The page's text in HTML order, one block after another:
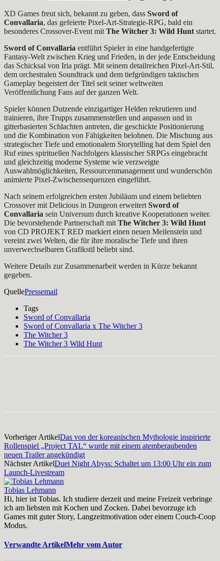
XD Games freut sich, bekannt zu geben, dass Sword of
Convallaria, das gefeierte Pixel-Art-Strategie-RPG, bald ein
besonderes Crossover-Event mit The Witcher 3: Wild Hunt startet.
Sword of Convallaria entführt Spieler in eine handgefertigte
Fantasy-Welt zwischen Krieg und Frieden, in der jede Entscheidung
das Schicksal von Iria prägt. Mit seinem detailreichen Pixel-Art-Stil,
dem orchestralen Soundtrack und dem tiefgründigen taktischen
Gameplay begeistert der Titel seit seiner weltweiten
Veröffentlichung Fans auf der ganzen Welt.
Spieler können Dutzende einzigartiger Helden rekrutieren und
trainieren, ihre Trupps zusammenstellen und anpassen und in
gitterbasierten Schlachten antreten, die geschickte Positionierung
und die Kombination von Fähigkeiten belohnen. Die Mischung aus
strategischer Tiefe und emotionalem Storytelling hat dem Spiel den
Ruf eines spirituellen Nachfolgers klassischer SRPGs eingebracht
und gleichzeitig moderne Systeme wie verzweigte
Auswahlmöglichkeiten, Ressourcenmanagement und wunderschön
animierte Pixel-Zwischensequenzen eingeführt.
Nach seinem erfolgreichen ersten Jubiläum und einem beliebten
Crossover mit Delicious in Dungeon erweitert Sword of
Convallaria sein Universum durch kreative Kooperationen weiter.
Die bevorstehende Partnerschaft mit The Witcher 3: Wild Hunt
von CD PROJEKT RED markiert einen neuen Meilenstein und
vereint zwei Welten, die für ihre moralische Tiefe und ihren
unverwechselbaren Grafikstil beliebt sind.
Weitere Details zur Zusammenarbeit werden in Kürze bekannt
gegeben.
QuellePressemail
Tags
Sword of Convallaria
Sword of Convallaria x The Witcher 3
The Witcher 3
The Witcher 3 Wild Hunt
Vorheriger ArtikelDas von der koreanischen Mythologie inspirierte
Rollenspiel „Project TAL“ wurde mit einem atemberaubenden
neuen Trailer angekündigt
Nächster ArtikelDuet Night Abyss: Schaltet um 13:00 Uhr ein zum
Launch-Livestream
Tobias Lehmann
Hi, hier ist Tobias. Ich studiere derzeit und meine Freizeit verbringe
ich am liebsten mit Kochen und Zocken. Dabei bevorzuge ich
Games mit guter Story, Langzeitmotivation oder einem Couch-Coop
Modus.
Verwandte ArtikelMehr vom Autor